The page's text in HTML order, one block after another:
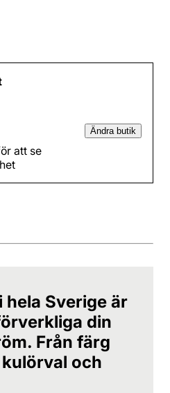
att se
Ändra butik
hela Sverige är
din
Från färg
och